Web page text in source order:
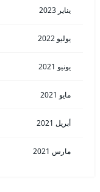
يناير 2023
يوليو 2022
يونيو 2021
مايو 2021
أبريل 2021
مارس 2021